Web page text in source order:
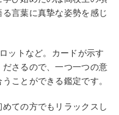
言葉に真摯な姿勢を感じ
ットなど。カードが示す
さるので、一つ一つの意
ことができる鑑定です。
ての方でもリラックスし